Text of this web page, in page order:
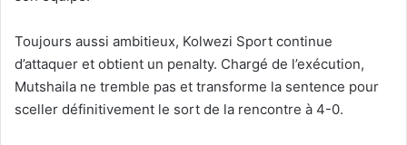
Toujours aussi ambitieux, Kolwezi Sport continue
d’attaquer et obtient un penalty. Chargé de l’exécution,
Mutshaila ne tremble pas et transforme la sentence pour
sceller définitivement le sort de la rencontre à 4-0.